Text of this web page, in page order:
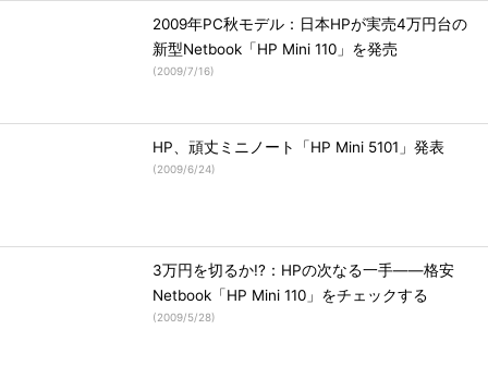
2009年PC秋モデル：日本HPが実売4万円台の
新型Netbook「HP Mini 110」を発売
(2009/7/16)
HP、頑丈ミニノート「HP Mini 5101」発表
(2009/6/24)
3万円を切るか!?：HPの次なる一手――格安
Netbook「HP Mini 110」をチェックする
(2009/5/28)